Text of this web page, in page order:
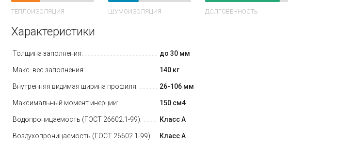
ТЕПЛОИЗОЛЯЦИЯ ШУМОИЗОЛЯЦИЯ ДОЛГОВЕЧНОСТЬ
Характеристики
Толщина заполнения: до 30 мм
Макс. вес заполнения: 140 кг
Внутренняя видимая ширина профиля: 26-106 мм
Максимальный момент инерции: 150 см4
Водопроницаемость (ГОСТ 26602.1-99): Класс А
Воздухопроницаемость (ГОСТ 26602.1-99): Класс А